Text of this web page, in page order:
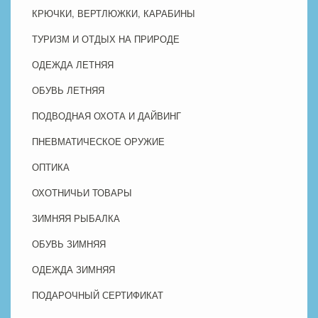
КРЮЧКИ, ВЕРТЛЮЖКИ, КАРАБИНЫ
ТУРИЗМ И ОТДЫХ НА ПРИРОДЕ
ОДЕЖДА ЛЕТНЯЯ
ОБУВЬ ЛЕТНЯЯ
ПОДВОДНАЯ ОХОТА И ДАЙВИНГ
ПНЕВМАТИЧЕСКОЕ ОРУЖИЕ
ОПТИКА
ОХОТНИЧЬИ ТОВАРЫ
ЗИМНЯЯ РЫБАЛКА
ОБУВЬ ЗИМНЯЯ
ОДЕЖДА ЗИМНЯЯ
ПОДАРОЧНЫЙ СЕРТИФИКАТ